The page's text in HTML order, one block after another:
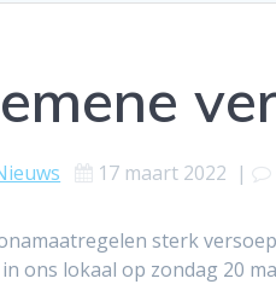
17 maart 2022 |
sterk
ons lokaal op zondag 20